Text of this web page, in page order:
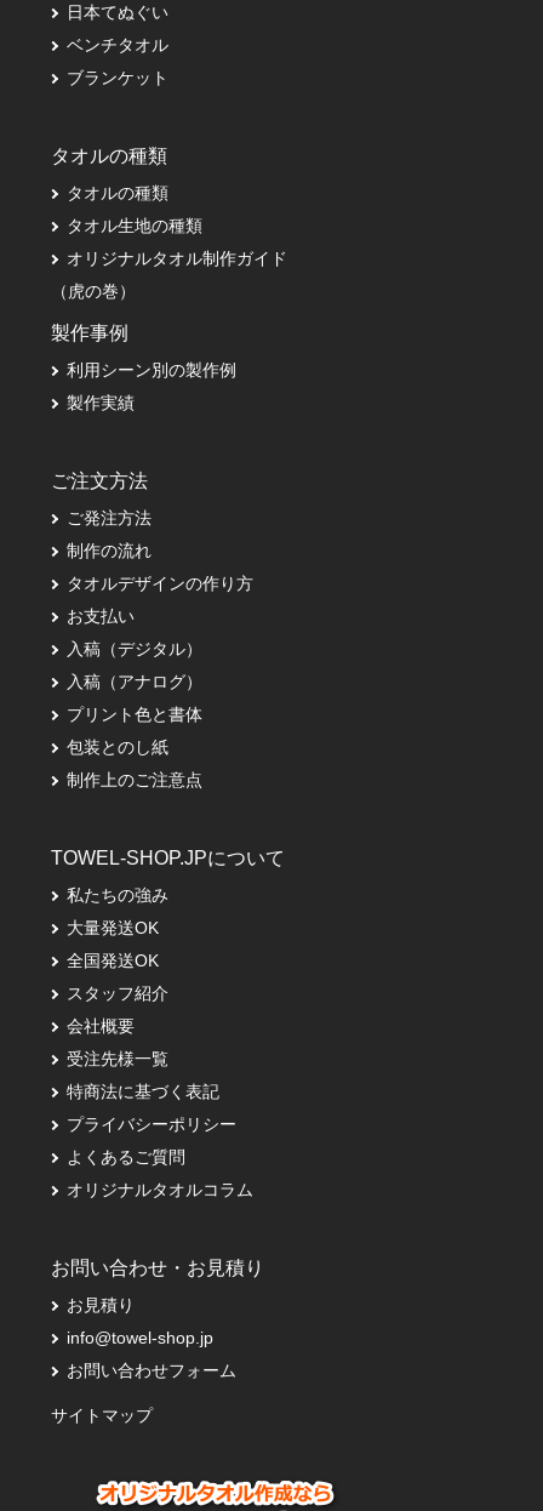
日本てぬぐい
ベンチタオル
ブランケット
タオルの種類
タオルの種類
タオル生地の種類
オリジナルタオル制作ガイド
（虎の巻）
製作事例
利用シーン別の製作例
製作実績
ご注文方法
ご発注方法
制作の流れ
タオルデザインの作り方
お支払い
入稿（デジタル）
入稿（アナログ）
プリント色と書体
包装とのし紙
制作上のご注意点
TOWEL-SHOP.JPについて
私たちの強み
大量発送OK
全国発送OK
スタッフ紹介
会社概要
受注先様一覧
特商法に基づく表記
プライバシーポリシー
よくあるご質問
オリジナルタオルコラム
お問い合わせ・お見積り
お見積り
info@towel-shop.jp
お問い合わせフォーム
サイトマップ